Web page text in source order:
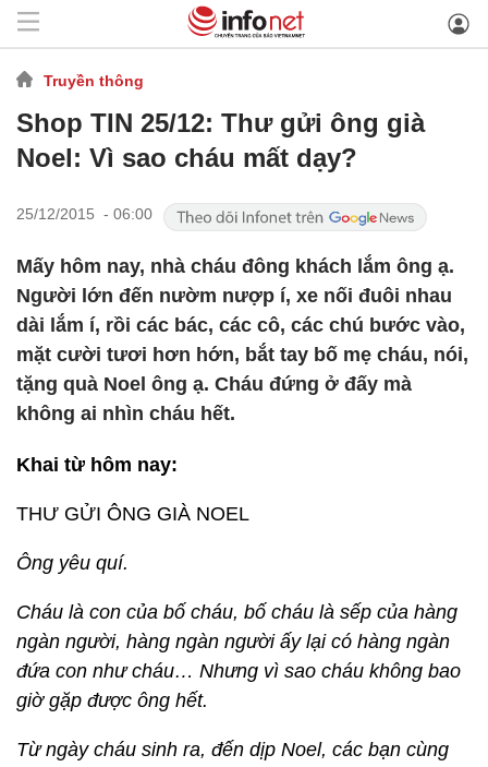
Truyền thông
Shop TIN 25/12: Thư gửi ông già
Noel: Vì sao cháu mất dạy?
25/12/2015 - 06:00
Mấy hôm nay, nhà cháu đông khách lắm ông ạ.
Người lớn đến nườm nượp í, xe nối đuôi nhau
dài lắm í, rồi các bác, các cô, các chú bước vào,
mặt cười tươi hơn hớn, bắt tay bố mẹ cháu, nói,
tặng quà Noel ông ạ. Cháu đứng ở đấy mà
không ai nhìn cháu hết.
Khai từ hôm nay:
THƯ GỬI ÔNG GIÀ NOEL
Ông yêu quí.
Cháu là con của bố cháu, bố cháu là sếp của hàng
ngàn người, hàng ngàn người ấy lại có hàng ngàn
đứa con như cháu… Nhưng vì sao cháu không bao
giờ gặp được ông hết.
Từ ngày cháu sinh ra, đến dịp Noel, các bạn cùng